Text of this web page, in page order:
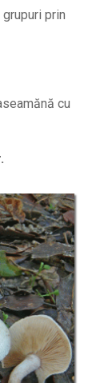
prin
cu